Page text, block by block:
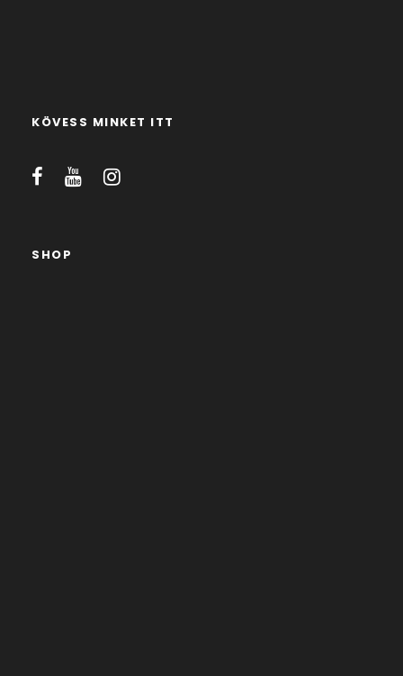
KÖVESS MINKET ITT
SHOP